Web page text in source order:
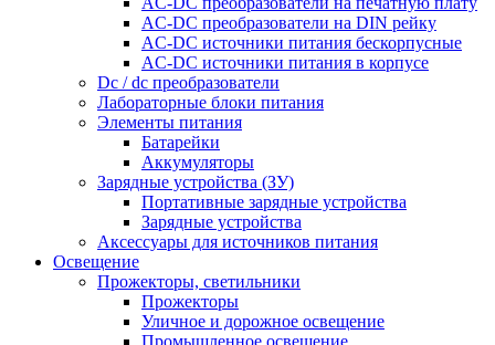
AC-DC преобразователи на DIN рейку
AC-DC источники питания бескорпусные
AC-DC источники питания в корпусе
Dc / dc преобразователи
Лабораторные блоки питания
Элементы питания
Батарейки
Аккумуляторы
Зарядные устройства (ЗУ)
Портативные зарядные устройства
Зарядные устройства
Аксессуары для источников питания
Освещение
Прожекторы, светильники
Прожекторы
Уличное и дорожное освещение
Промышленное освещение